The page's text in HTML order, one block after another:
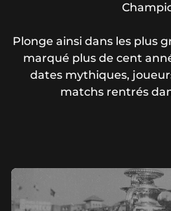
Plonge ainsi dans les plus
marqué plus de cent
dates mythiques,
matchs rentrés